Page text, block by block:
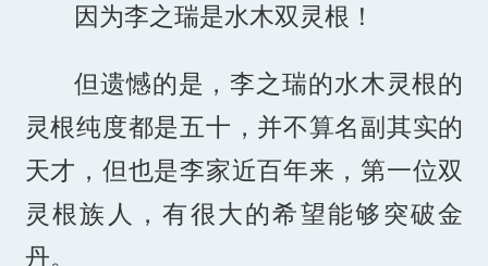
因为李之瑞是水木双灵根！
但遗憾的是，李之瑞的水木灵根的
灵根纯度都是五十，并不算名副其实的
天才，但也是李家近百年来，第一位双
灵根族人，有很大的希望能够突破金
丹。